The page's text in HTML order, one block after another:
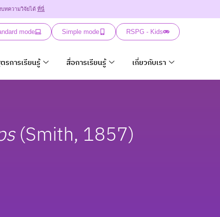
ทความวิจัยได้ ที่นี่
mode Simple mode RSPG - Kids
รการเรียนรู้ สื่อการเรียนรู้ เกี่ยวกับเรา
(Smith, 1857)